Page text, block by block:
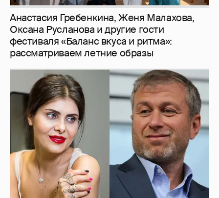
Анастасия Гребенкина, Женя Малахова,
Оксана Русланова и другие гости
фестиваля «Баланс вкуса и ритма»:
рассматриваем летние образы